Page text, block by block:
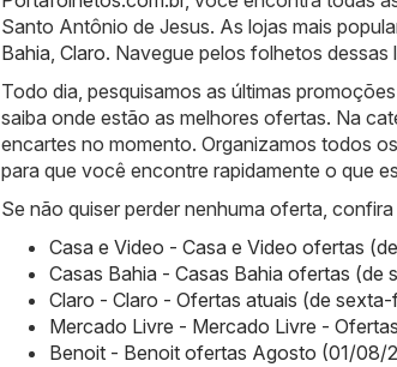
Santo Antônio de Jesus. As lojas mais
Bahia, Claro. Navegue pelos folhetos
Todo dia, pesquisamos as últimas
saiba onde estão as melhores ofertas. Na
encartes no momento. Organizamos todos
para que você encontre rapidamente o que
Se não quiser perder nenhuma oferta,
Casa e Video - Casa e Video ofertas
Casas Bahia - Casas Bahia ofertas
Claro - Claro - Ofertas atuais (de
Mercado Livre - Mercado Livre -
Benoit - Benoit ofertas Agosto (01/08/